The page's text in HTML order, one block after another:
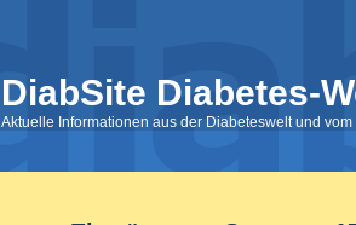
DiabSite Diabetes-
Aktuelle Informationen aus der Diabeteswelt und